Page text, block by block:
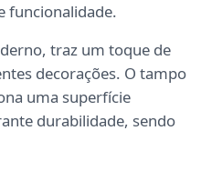
funcionalidade.
traz um toque de
decorações. O tampo
uma superfície
durabilidade, sendo